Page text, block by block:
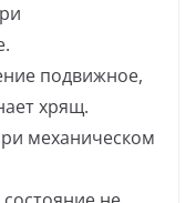
подвижное,
хрящ.
механическом